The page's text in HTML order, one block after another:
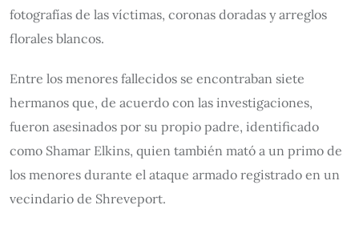
fotografías de las víctimas, coronas doradas y arreglos
florales blancos.
Entre los menores fallecidos se encontraban siete
hermanos que, de acuerdo con las investigaciones,
fueron asesinados por su propio padre, identificado
como Shamar Elkins, quien también mató a un primo de
los menores durante el ataque armado registrado en un
vecindario de Shreveport.